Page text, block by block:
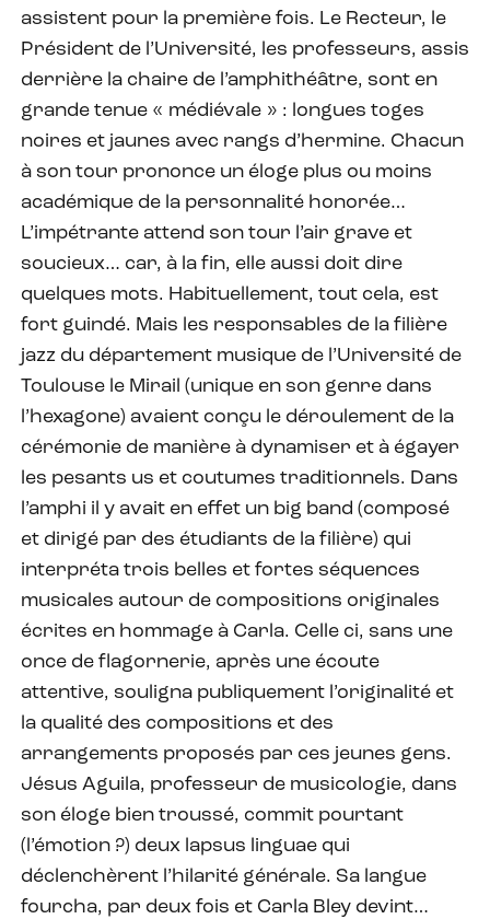
assistent pour la première fois. Le Recteur, le
Président de l’Université, les professeurs, assis
derrière la chaire de l’amphithéâtre, sont en
grande tenue « médiévale » : longues toges
noires et jaunes avec rangs d’hermine. Chacun
à son tour prononce un éloge plus ou moins
académique de la personnalité honorée…
L’impétrante attend son tour l’air grave et
soucieux… car, à la fin, elle aussi doit dire
quelques mots. Habituellement, tout cela, est
fort guindé. Mais les responsables de la filière
jazz du département musique de l’Université de
Toulouse le Mirail (unique en son genre dans
l’hexagone) avaient conçu le déroulement de la
cérémonie de manière à dynamiser et à égayer
les pesants us et coutumes traditionnels. Dans
l’amphi il y avait en effet un big band (composé
et dirigé par des étudiants de la filière) qui
interpréta trois belles et fortes séquences
musicales autour de compositions originales
écrites en hommage à Carla. Celle ci, sans une
once de flagornerie, après une écoute
attentive, souligna publiquement l’originalité et
la qualité des compositions et des
arrangements proposés par ces jeunes gens.
Jésus Aguila, professeur de musicologie, dans
son éloge bien troussé, commit pourtant
(l’émotion ?) deux lapsus linguae qui
déclenchèrent l’hilarité générale. Sa langue
fourcha, par deux fois et Carla Bley devint…